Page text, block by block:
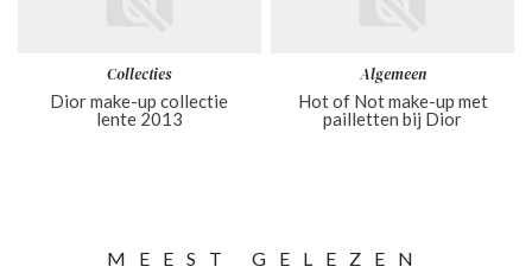
Collecties
Dior make-up collectie
lente 2013
Algemeen
Hot of Not make-up met
pailletten bij Dior
MEEST GELEZEN